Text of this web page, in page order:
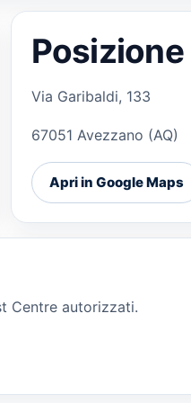
Posizione
Via Garibaldi, 133
67051 Avezzano (AQ)
Apri in Google Maps
Centre autorizzati.